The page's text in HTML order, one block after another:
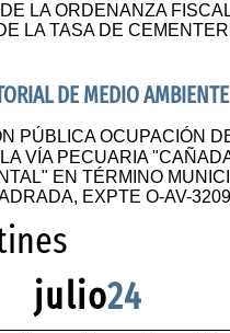
LA ORDENANZA
LA TASA DE
DE MEDIO AMBIENTE
PÚBLICA OCUPACIÓN
VÍA PECUARIA
EN TÉRMINO
EXPTE O-AV-
julio24